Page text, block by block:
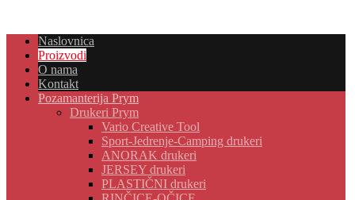
Naslovnica
Proizvodi
O nama
Kontakt
Pozamanterija Prym
Drukeri Prym
Vario Creative Tool
Sport-Jedrenje-Camping drukeri
ANORAK drukeri
JERSEY drukeri
PLASTIČNI drukeri